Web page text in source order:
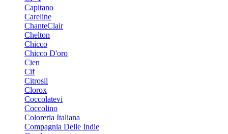
Capitano
Careline
ChanteСlair
Chelton
Chicco
Chicco D'oro
Cien
Cif
Citrosil
Clorox
Coccolatevi
Coccolino
Coloreria Italiana
Compagnia Delle Indie